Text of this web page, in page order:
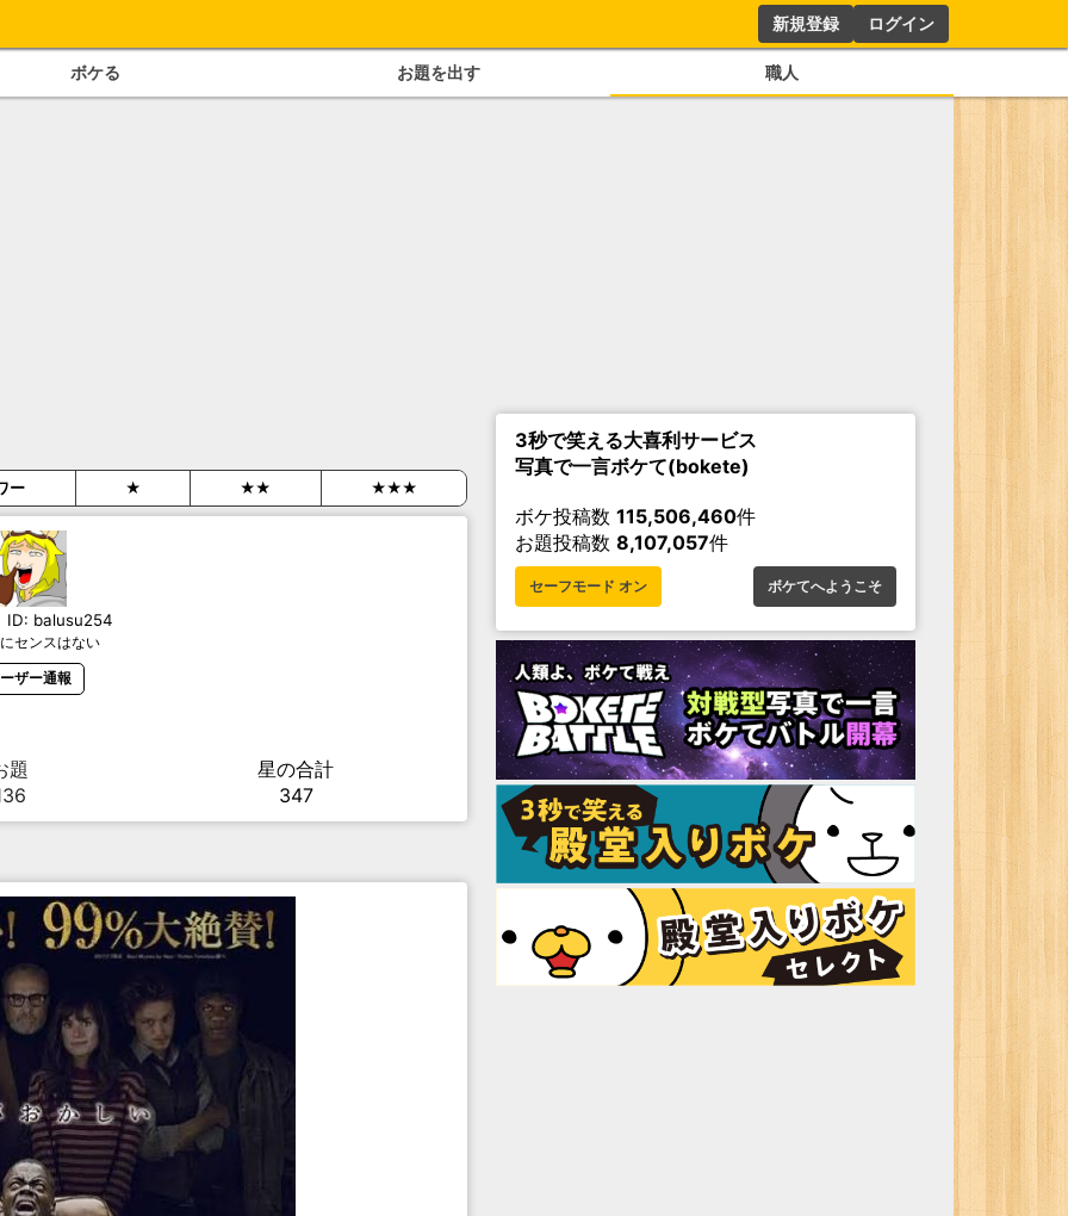
新規登録 ログイン
ボケる お題を出す 職人
ー ★ ★★ ★★★
ID: balusu254
センスはない
ザー通報
題
星の合計
347
3秒で笑える大喜利サービス
写真で一言ボケて(bokete)
ボケ投稿数 115,506,460件
お題投稿数 8,107,057件
セーフモード オン ボケてへようこそ